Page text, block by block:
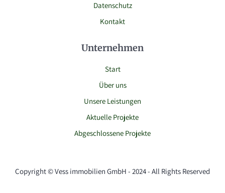
Datenschutz
Kontakt
Unternehmen
Start
Über uns
Unsere Leistungen
Aktuelle Projekte
Abgeschlossene Projekte
Copyright ©Vess immobilien GmbH - 2024 - All Rights Reserved